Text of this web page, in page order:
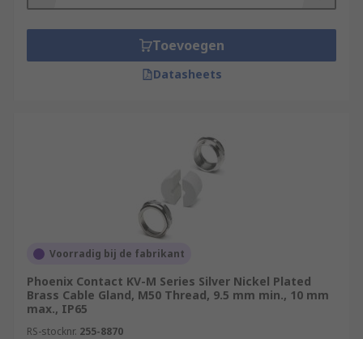
Toevoegen
Datasheets
Voorradig bij de fabrikant
Phoenix Contact KV-M Series Silver Nickel Plated
Brass Cable Gland, M50 Thread, 9.5 mm min., 10 mm
max., IP65
RS-stocknr. 255-8870